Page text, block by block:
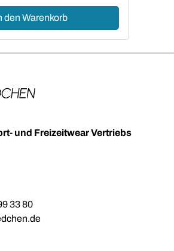
den Warenkorb
und Freizeitwear Vertriebs
33 80